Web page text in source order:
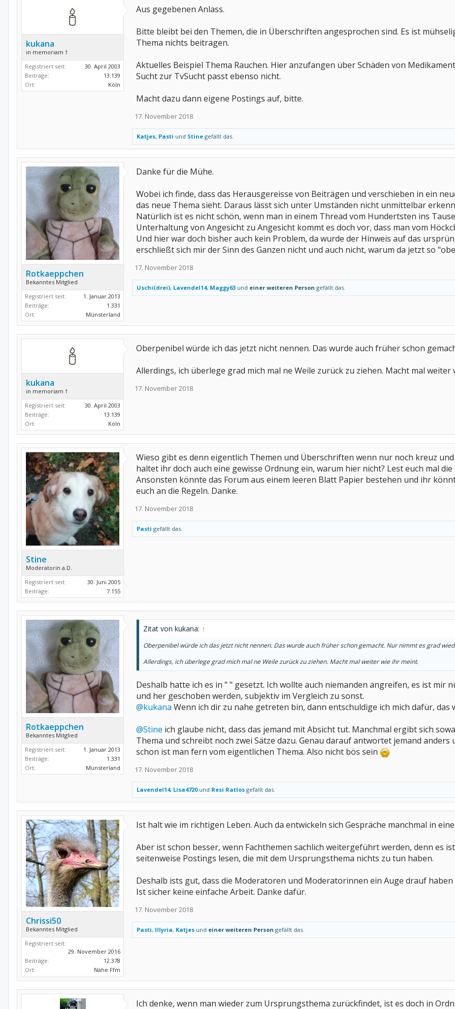
kukana
in memoriam †
Registriert seit:
30. April 2003
Beiträge:
13.139
Ort:
Köln
Aus gegebenen Anlass.
Bitte bleibt bei den Themen, die in Überschriften angesprochen sind. Es ist
Thema nichts beitragen.
Aktuelles Beispiel Thema Rauchen. Hier anzufangen über Schäden von
Sucht zur TvSucht passt ebenso nicht.
Macht dazu dann eigene Postings auf, bitte.
17. November 2018
Katjes, Pasti und Stine gefällt das.
Rotkaeppchen
Bekanntes Mitglied
Registriert seit:
1. Januar 2013
Beiträge:
1.331
Ort:
Münsterland
Danke für die Mühe.
Wobei ich finde, dass das Herausgereisse von Beiträgen und verschieben in ein
das neue Thema sieht. Daraus lässt sich unter Umständen nicht unmittelbar
Natürlich ist es nicht schön, wenn man in einem Thread vom Hundertsten ins
Unterhaltung von Angesicht zu Angesicht kommt es doch vor, dass man vom
Und hier war doch bisher auch kein Problem, da wurde der Hinweis auf das
erschließt sich mir der Sinn des Ganzen nicht und auch nicht, warum da jetzt so
17. November 2018
Uschi(drei), Lavendel14, Maggy63 und einer weiteren Person gefällt das.
kukana
in memoriam †
Registriert seit:
30. April 2003
Beiträge:
13.139
Ort:
Köln
Oberpenibel würde ich das jetzt nicht nennen. Das wurde auch früher schon
Allerdings, ich überlege grad mich mal ne Weile zurück zu ziehen. Macht mal weiter
17. November 2018
Stine
Moderatorin a.D.
Registriert seit:
30. Juni 2005
Beiträge:
7.155
Wieso gibt es denn eigentlich Themen und Überschriften wenn nur noch kreuz
haltet ihr doch auch eine gewisse Ordnung ein, warum hier nicht? Lest euch mal
Ansonsten könnte das Forum aus einem leeren Blatt Papier bestehen und ihr
euch an die Regeln. Danke.
17. November 2018
Pasti gefällt das.
Rotkaeppchen
Bekanntes Mitglied
Registriert seit:
1. Januar 2013
Beiträge:
1.331
Ort:
Münsterland
Zitat von kukana: ↑
Oberpenibel würde ich das jetzt nicht nennen. Das wurde auch früher schon gemacht. Nur nimmt es grad
Allerdings, ich überlege grad mich mal ne Weile zurück zu ziehen. Macht mal weiter wie ihr meint.
Deshalb hatte ich es in " " gesetzt. Ich wollte auch niemanden angreifen, es ist
und her geschoben werden, subjektiv im Vergleich zu sonst.
@kukana Wenn ich dir zu nahe getreten bin, dann entschuldige ich mich dafür, das
@Stine ich glaube nicht, dass das jemand mit Absicht tut. Manchmal ergibt sich
Thema und schreibt noch zwei Sätze dazu. Genau darauf antwortet jemand
schon ist man fern vom eigentlichen Thema. Also nicht bös sein
17. November 2018
Lavendel14, Lisa4720und Resi Ratlos gefällt das.
Chrissi50
Bekanntes Mitglied
Registriert seit:
29. November 2016
Beiträge:
12.378
Ort:
Nähe Ffm
Ist halt wie im richtigen Leben. Auch da entwickeln sich Gespräche manchmal in
Aber ist schon besser, wenn Fachthemen sachlich weitergeführt werden, denn es
seitenweise Postings lesen, die mit dem Ursprungsthema nichts zu tun haben.
Deshalb ists gut, dass die Moderatoren und Moderatorinnen ein Auge drauf haben
Ist sicher keine einfache Arbeit. Danke dafür.
17. November 2018
Pasti, Illyria, Katjes und einer weiteren Person gefällt das.
Ich denke, wenn man wieder zum Ursprungsthema zurückfindet, ist es doch in